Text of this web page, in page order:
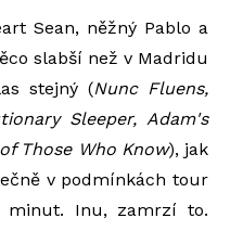
Sean, něžný Pablo a
slabší než v Madridu
stejný (Nunc Fluens,
Sleeper, Adam's
Those Who Know), jak
v podmínkách tour
minut. Inu, zamrzí to.